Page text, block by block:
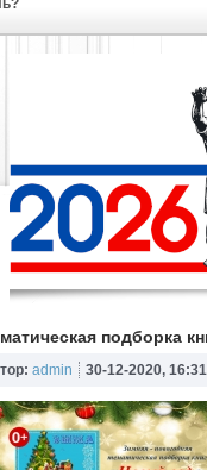
подборка
admin 30-12-2020, 16:31